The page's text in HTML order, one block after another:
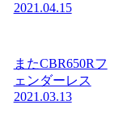
2021.04.15
またCBR650Rフ
ェンダーレス
2021.03.13